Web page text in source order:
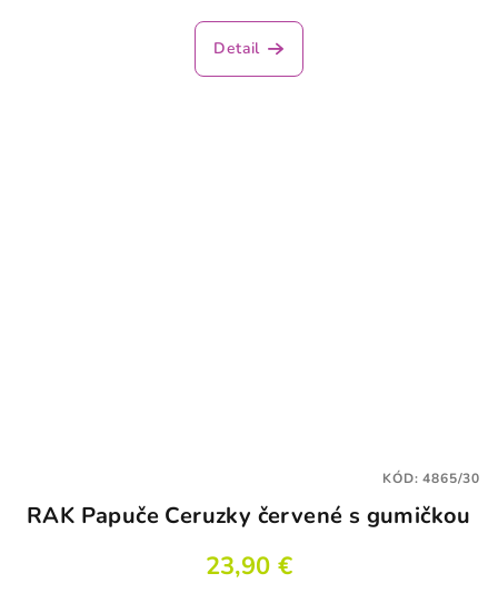
Detail
RAK Papuče Ceruzky červené s gumičkou
23,90 €
KÓD:4865/30